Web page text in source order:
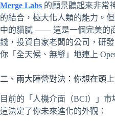
Merge Labs 的願景聽起來非常
的結合，極大化人類的能力。
中的貓膩 —— 這是一個完美的
錢，投資自家老闆的公司，研
你「全天候、無縫」地連上
二、兩大陣營對決：你想在頭
目前的「人機介面（BCI）」市
這決定了你未來進化的外觀：